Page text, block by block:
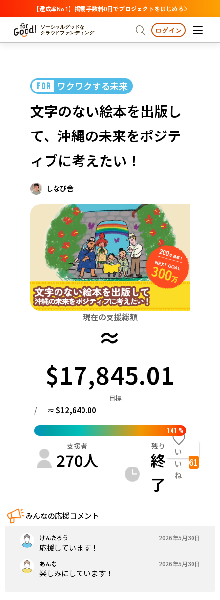
【達成率No.1】掲載手数料0円でプロジェクトをはじめる
ソーシャルグッドな
クラウドファンディング
プロジェクトからさがす
カテゴリーからさがす 国際協力
医療・福祉
人権・マイノリティ
近畿
中国
四国
九州・沖縄
注目 新着
支援金額が多い
支援人数が多い
終了日が近い
カテゴリーからさがす
国際協力 医療・福祉
子ども・教育
環境・エシカル
人権・マイノリティ
地域からさがす
北海道・東北
青森 岩手 宮城 秋田
栃木 群馬 埼玉 千葉 東京
富山 石川 福井 山梨 長野
滋賀 京都 大阪 兵庫
岡山 広島 山口
佐賀 長崎 熊本 大分
ログイン
FOR ワクワクする未来
文字のない絵本を出版し
て、沖縄の未来をポジテ
ィブに考えたい！
しなび舎
現在の支援総額
≈
$17,845.01
目標
/ ≈ $12,640.00
141 %
支援者
270人
残り
終
了
い
い
ね
61
みんなの応援コメント
けんたろう 2026年5月30日
応援しています！
あんな 2026年5月30日
楽しみにしています！